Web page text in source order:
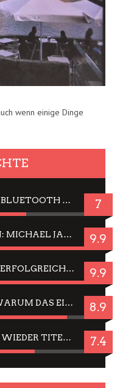
wenn einige Dinge
JBL TUNE 720BT: OVER EAR BLUETOOTH KOPFHÖRER UM DIE 50,-€ IM DAUER-TEST 7
WEGEN DES ERFOLGES – MJ: MICHAEL JACKSON MUSICAL IN EINER MATINEE SEHEN 9.9
JELLYFISH HAMBURG: DAS ERFOLGREICHE SOMMER-MENÜ 2025 IN GEFÜHLEN UND BILDERN 9.9
CÉSAR FÜR JIM CARREY? WARUM DAS EINER DER NERVIGSTEN ACTORS IST UND BLEIBT 8.9
JING JING: IN-THAI RÄUMT WIEDER TITEL AB – EIN ZWEI-STUNDEN-ERLEBNISBERICHT 7.4